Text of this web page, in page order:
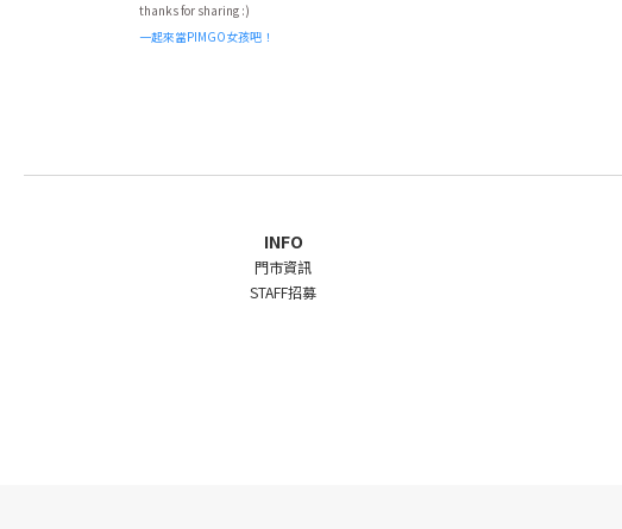
thanks for sharing :)
一起來當PIMGO女孩吧！
INFO
門市資訊
STAFF招募